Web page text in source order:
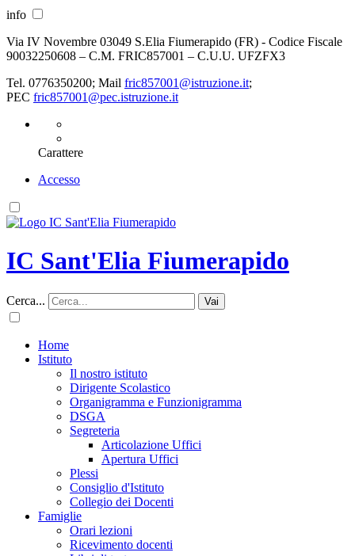
info
Via IV Novembre 03049 S.Elia Fiumerapido (FR) - Codice Fiscale
90032250608 – C.M. FRIC857001 – C.U.U. UFZFX3
Tel. 0776350200; Mail fric857001@istruzione.it;
PEC fric857001@pec.istruzione.it
Carattere
Accesso
IC Sant'Elia Fiumerapido
Cerca... Vai
Home
Istituto
Il nostro istituto
Dirigente Scolastico
Organigramma e Funzionigramma
DSGA
Segreteria
Articolazione Uffici
Apertura Uffici
Plessi
Consiglio d'Istituto
Collegio dei Docenti
Famiglie
Orari lezioni
Ricevimento docenti